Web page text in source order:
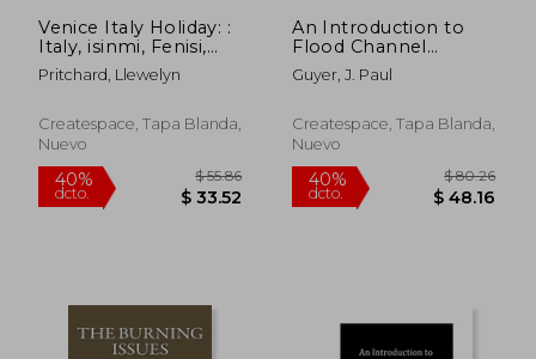
45% 40%
dcto.
Venice Italy Holiday: :
Italy, isinmi, Fenisi,
ajo, afe (en Yoruba)
Pritchard, Llewelyn
Createspace, Tapa Blanda,
Nuevo
An Introduction to
Flood Channel
Stability Evaluation
(en Inglés)
Guyer, J. Paul
Createspace, Tapa Blanda,
Nuevo